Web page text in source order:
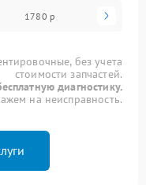
1780 р
без учета
стоимости запчастей.
диагностику.
на неисправность.